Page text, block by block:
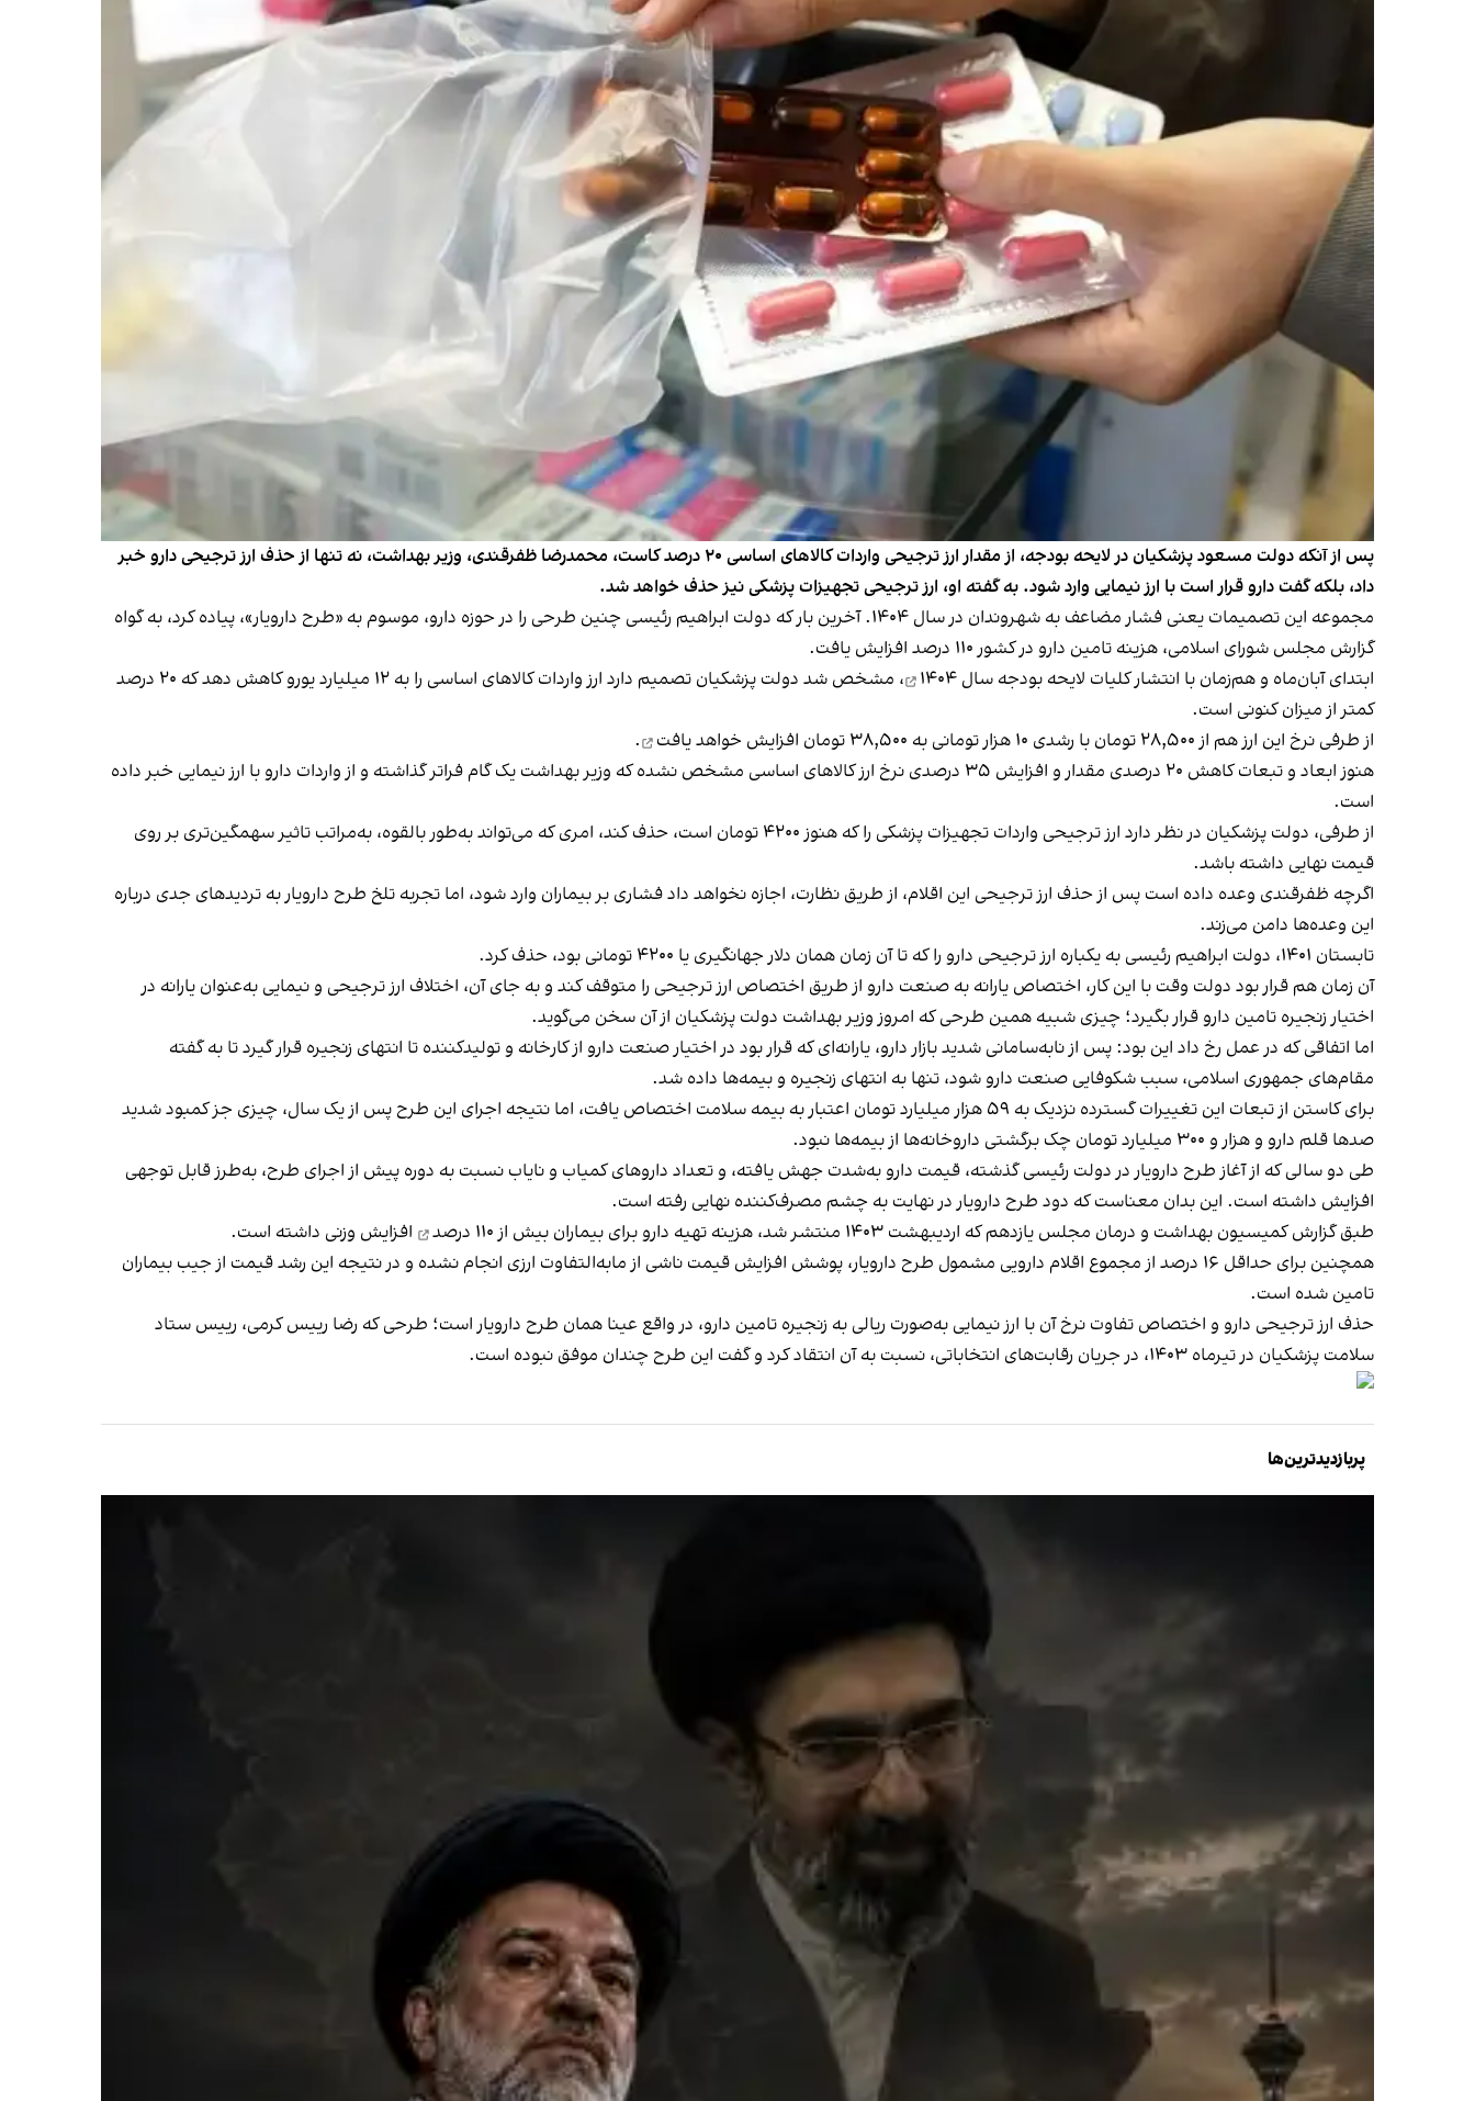
پس از آنکه دولت مسعود پزشکیان در لایحه بودجه، از مقدار ارز ترجیحی واردات کالاهای اساسی ۲۰ درصد کاست، محمدرضا ظفرقندی، وزیر بهداشت، نه تنها از حذف ارز ترجیحی دارو خبر
داد، بلکه گفت دارو قرار است با ارز نیمایی وارد شود. به گفته او، ارز ترجیحی تجهیزات پزشکی نیز حذف خواهد شد.
مجموعه این تصمیمات یعنی فشار مضاعف به شهروندان در سال ۱۴۰۴. آخرین بار که دولت ابراهیم رئیسی چنین طرحی را در حوزه دارو، موسوم به «طرح دارویار»، پیاده کرد، به گواه
گزارش مجلس شورای اسلامی، هزینه تامین دارو در کشور ۱۱۰ درصد افزایش یافت.
ابتدای آبان‌ماه و هم‌زمان با انتشار کلیات لایحه بودجه سال ۱۴۰۴
، مشخص شد دولت پزشکیان تصمیم دارد ارز واردات کالاهای اساسی را به ۱۲ میلیارد یورو کاهش دهد که ۲۰ درصد
کمتر از میزان کنونی است.
از طرفی نرخ این ارز هم از ۲۸,۵۰۰ تومان با رشدی ۱۰ هزار تومانی به ۳۸,۵۰۰ تومان افزایش
خواهد یافت
.
هنوز ابعاد و تبعات کاهش ۲۰ درصدی مقدار و افزایش ۳۵ درصدی نرخ ارز کالاهای اساسی مشخص نشده که وزیر بهداشت یک گام فراتر گذاشته و از واردات دارو با ارز نیمایی خبر داده
است.
از طرفی، دولت پزشکیان در نظر دارد ارز ترجیحی واردات تجهیزات پزشکی را که هنوز ۴۲۰۰ تومان است، حذف کند، امری که می‌تواند به‌طور بالقوه، به‌مراتب تاثیر سهمگین‌تری بر روی
قیمت نهایی داشته باشد.
اگرچه ظفرقندی وعده داده است پس از حذف ارز ترجیحی این اقلام، از طریق نظارت، اجازه نخواهد داد فشاری بر بیماران وارد شود، اما تجربه تلخ طرح دارویار به تردیدهای جدی درباره
این وعده‌ها دامن می‌زند.
تابستان ۱۴۰۱، دولت ابراهیم رئیسی به یکباره ارز ترجیحی دارو را که تا آن زمان همان دلار جهانگیری یا ۴۲۰۰ تومانی بود، حذف کرد.
آن زمان هم قرار بود دولت وقت با این کار، اختصاص یارانه به صنعت دارو از طریق اختصاص ارز ترجیحی را متوقف کند و به جای آن، اختلاف ارز ترجیحی و نیمایی به‌عنوان یارانه در
اختیار زنجیره تامین دارو قرار بگیرد؛ چیزی شبیه همین طرحی که امروز وزیر بهداشت دولت پزشکیان از آن سخن می‌گوید.
اما اتفاقی که در عمل رخ داد این بود: پس از نابه‌سامانی شدید بازار دارو، یارانه‌ای که قرار بود در اختیار صنعت دارو از کارخانه و تولیدکننده تا انتهای زنجیره قرار گیرد تا به گفته
مقام‌های جمهوری اسلامی، سبب شکوفایی صنعت دارو شود، تنها به انتهای زنجیره و بیمه‌ها داده شد.
برای کاستن از تبعات این تغییرات گسترده نزدیک به ۵۹ هزار میلیارد تومان اعتبار به بیمه سلامت اختصاص یافت، اما نتیجه اجرای این طرح پس از یک سال، چیزی جز کمبود شدید
صدها قلم دارو و هزار و ۳۰۰ میلیارد تومان چک برگشتی داروخانه‌ها از بیمه‌ها نبود.
طی دو سالی که از آغاز طرح دارویار در دولت رئیسی گذشته، قیمت دارو به‌شدت جهش یافته، و تعداد داروهای کمیاب و نایاب نسبت به دوره پیش از اجرای طرح، به‌طرز قابل توجهی
افزایش داشته است. این بدان معناست که دود طرح دارویار در نهایت به چشم مصرف‌کننده نهایی رفته است.
طبق گزارش کمیسیون بهداشت و درمان مجلس یازدهم که اردیبهشت ۱۴۰۳ منتشر شد، هزینه تهیه دارو برای بیماران
بیش از ۱۱۰ درصد
افزایش وزنی داشته است.
همچنین برای حداقل ١٦ درصد از مجموع اقلام دارویی مشمول طرح دارویار، پوشش افزایش قیمت ناشی از مابه‌التفاوت ارزی انجام نشده و در نتیجه این رشد قیمت از جیب بیماران
تامین شده است.
حذف ارز ترجیحی دارو و اختصاص تفاوت نرخ آن با ارز نیمایی به‌صورت ریالی به زنجیره تامین دارو، در واقع عینا همان طرح دارویار است؛ طرحی که رضا رییس کرمی، رییس ستاد
سلامت پزشکیان در تیرماه ۱۴۰۳، در جریان رقابت‌های انتخاباتی، نسبت به آن انتقاد کرد و گفت این طرح چندان موفق نبوده است.
پربازدیدترین‌ها